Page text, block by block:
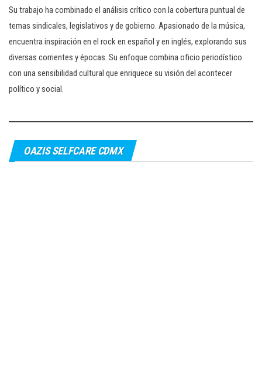
Su trabajo ha combinado el análisis crítico con la cobertura puntual de
temas sindicales, legislativos y de gobierno. Apasionado de la música,
encuentra inspiración en el rock en español y en inglés, explorando sus
diversas corrientes y épocas. Su enfoque combina oficio periodístico
con una sensibilidad cultural que enriquece su visión del acontecer
político y social.
OAZIS SELFCARE CDMX